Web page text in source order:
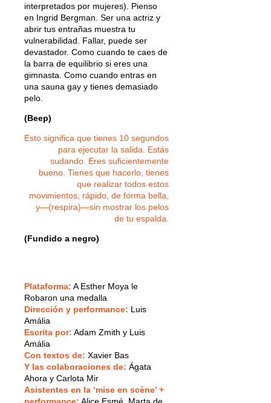
interpretados por mujeres). Pienso
en Ingrid Bergman. Ser una actriz y
abrir tus entrañas muestra tu
vulnerabilidad. Fallar, puede ser
devastador. Como cuando te caes de
la barra de equilibrio si eres una
gimnasta. Como cuando entras en
una sauna gay y tienes demasiado
pelo.
(Beep)
Esto significa que tienes 10 segundos
para ejecutar la salida. Estás
sudando. Eres suficientemente
bueno. Tienes que hacerlo, tienes
que realizar todos estos
movimientos, rápido, de forma bella,
y—(respira)—sin mostrar los pelos
de tu espalda.
(Fundido a negro)
Plataforma: A Esther Moya le
Robaron una medalla
Dirección y performance: Luis
Amália
Escrita por: Adam Zmith y Luis
Amália
Con textos de: Xavier Bas
Y las colaboraciones de: Ágata
Ahora y Carlota Mir
Asistentes en la ‘mise en scène’ +
performance: Alice Esmé, Marta de